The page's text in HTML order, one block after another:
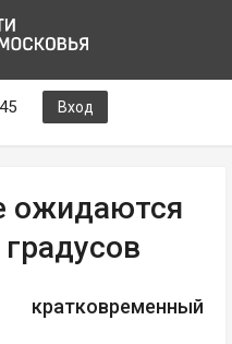
Вход
ожидаются